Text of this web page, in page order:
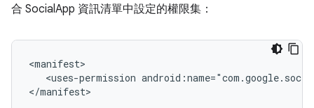
合 SocialApp 資訊清單中設定的權限集：
<uses-permission